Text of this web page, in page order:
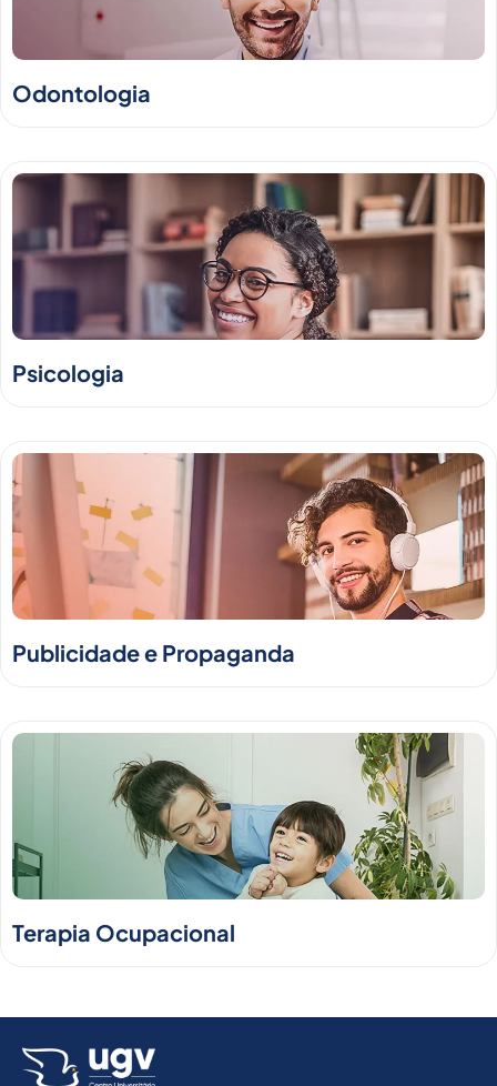
Odontologia
Psicologia
Publicidade e Propaganda
Terapia Ocupacional